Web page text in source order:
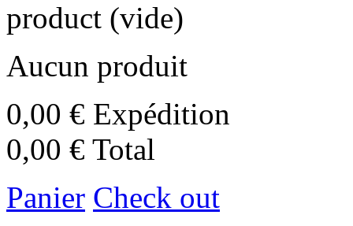
product (vide)
Aucun produit
0,00 € Expédition
0,00 € Total
Panier Check out